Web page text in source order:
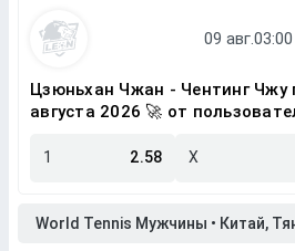
Цзюньхан Чжан - Чентинг Чжу
августа 2026 🚀 от
1 2.58 X
World Tennis Мужчины • Китай,